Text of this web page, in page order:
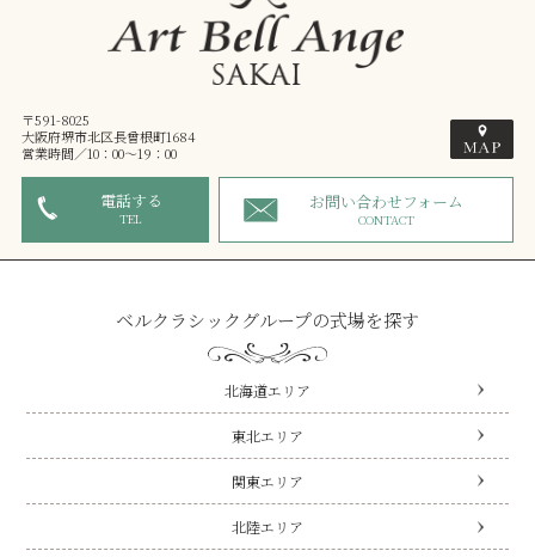
〒591-8025
大阪府堺市北区長曾根町1684
営業時間／10：00～19：00
電話する
TEL
お問い合わせフォーム
CONTACT
ベルクラシックグループの式場を探す
北海道エリア
東北エリア
関東エリア
北陸エリア